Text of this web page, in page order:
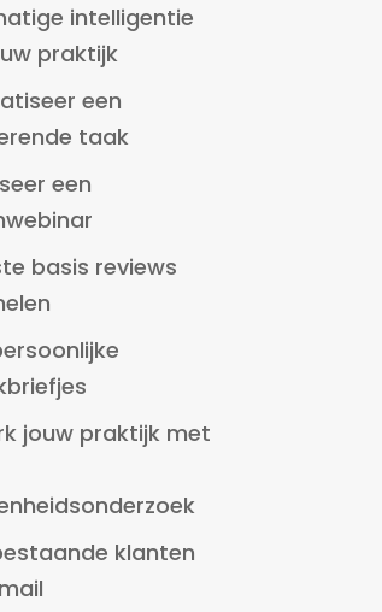
intelligentie
praktijk
een
taak
een
basis reviews
jouw praktijk met
klanten